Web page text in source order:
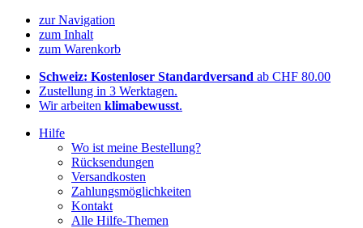
zur Navigation
zum Inhalt
zum Warenkorb
Schweiz: Kostenloser Standardversand ab CHF 80.00
Zustellung in 3 Werktagen.
Wir arbeiten klimabewusst.
Hilfe
Wo ist meine Bestellung?
Rücksendungen
Versandkosten
Zahlungsmöglichkeiten
Kontakt
Alle Hilfe-Themen